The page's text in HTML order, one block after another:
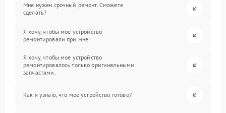
Мне нужен срочный ремонт. Сможете
сделать?
Я хочу, чтобы мое устройство
ремонтировали при мне.
Я хочу, чтобы мое устройство
ремонтировалось только оригинальными
запчастями.
Как я узнаю, что мое устройство готово?